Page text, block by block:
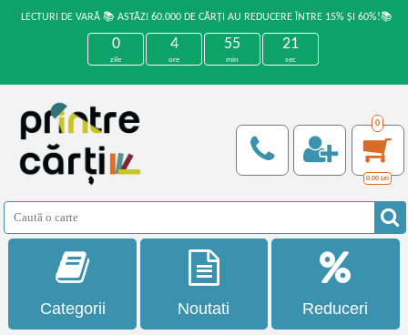
LECTURI DE VARĂ 📚 ASTĂZI 60.000 DE CĂRȚI AU REDUCERE ÎNTRE 15% ȘI 60%!📚
0
zile
4
ore
55
min
21
sec
0
0,00 Lei
Categorii Noutati Reduceri